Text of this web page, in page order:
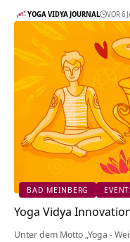
YOGA VIDYA JOURNAL VOR 6
BAD MEINBERG
Yoga Vidya
Unter dem Motto „Yoga -